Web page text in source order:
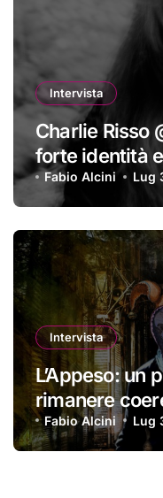
Intervista
Charlie Risso
forte identità
Fabio Alcini Lug
Intervista
L’Appeso: un
rimanere
Fabio Alcini Lug